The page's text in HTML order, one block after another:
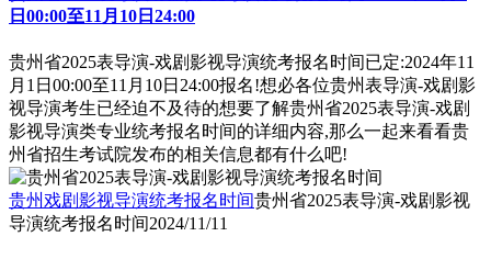
日00:00至11月10日24:00
贵州省2025表导演-戏剧影视导演统考报名时间已定:2024年11
月1日00:00至11月10日24:00报名!想必各位贵州表导演-戏剧影
视导演考生已经迫不及待的想要了解贵州省2025表导演-戏剧
影视导演类专业统考报名时间的详细内容,那么一起来看看贵
州省招生考试院发布的相关信息都有什么吧!
贵州戏剧影视导演统考报名时间贵州省2025表导演-戏剧影视
导演统考报名时间2024/11/11